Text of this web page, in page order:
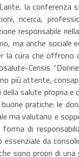
la conferenza
ricerca,
responsabile
ma anche sociale
la cura che offrono
Censis
più attente,
salute propria e
pratiche: le
ma valutano e
di
da
sono propri di